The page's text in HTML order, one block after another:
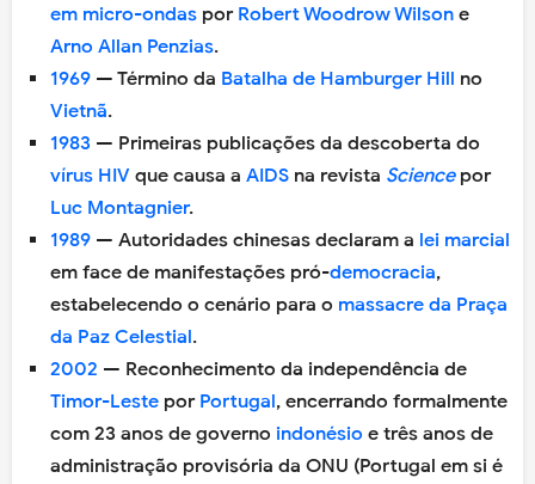
em micro-ondas por Robert Woodrow Wilson e
Arno Allan Penzias.
1969 — Término da Batalha de Hamburger Hill no
Vietnã.
1983 — Primeiras publicações da descoberta do
vírus HIV que causa a AIDS na revista Sciencepor
Luc Montagnier.
1989 — Autoridades chinesas declaram a lei marcial
em face de manifestações pró-democracia,
estabelecendo o cenário para o massacre da Praça
da Paz Celestial.
2002 — Reconhecimento da independência de
Timor-Leste por Portugal, encerrando formalmente
com 23 anos de governo indonésio e três anos de
administração provisória da ONU (Portugal em si é